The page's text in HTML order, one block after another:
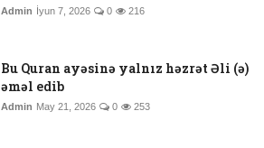
Admin İyun 7, 2026 0 216
Bu Quran ayəsinə yalnız həzrət Əli (ə)
əməl edib
Admin May 21, 2026 0 253